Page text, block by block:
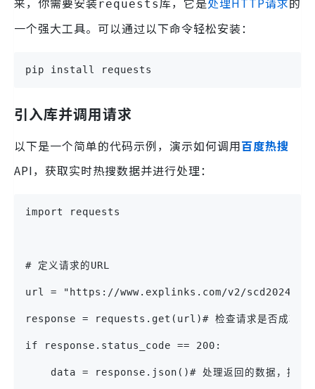
requests
一个强大工具。可以通过以下命令轻松安装：
pip install requests
引入库并调用请求
以下是一个简单的代码示例，演示如何调用百度热搜
API，获取实时热搜数据并进行处理：
import requests
# 定义请求的URL
url = "https://www.explinks.com/v2/
response = requests.get(url)# 检查请求是否成功
if response.status_code == 200:
data = response.json()# 处理返回的数据，提取